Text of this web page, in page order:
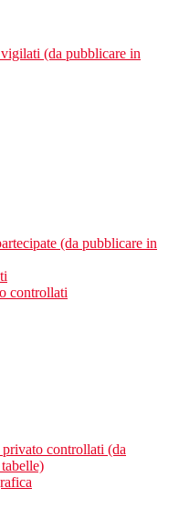
(da pubblicare in
(da pubblicare in
controllati
controllati (da